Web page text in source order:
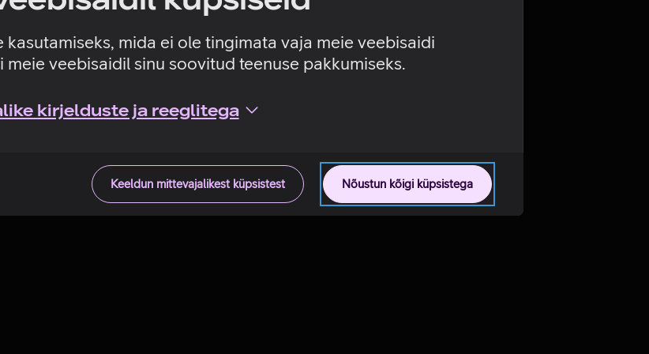
kasutamiseks, mida ei ole tingimata vaja meie veebisaidi
veebisaidil sinu soovitud teenuse pakkumiseks.
kirjelduste ja reeglitega
Nõustun kõigi küpsistega
Keeldun mittevajalikest küpsistest